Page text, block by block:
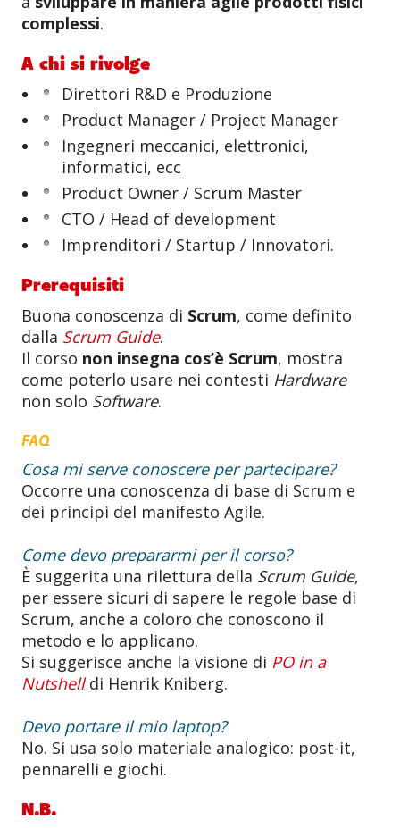
complessi.
A chi si rivolge
Direttori R&D e Produzione
Product Manager / Project Manager
Ingegneri meccanici, elettronici,
informatici, ecc
Product Owner / Scrum Master
CTO / Head of development
Imprenditori / Startup / Innovatori.
Prerequisiti
Buona conoscenza di Scrum, come definito
dalla Scrum Guide.
Il corso non insegna cos’è Scrum, mostra
come poterlo usare nei contesti Hardware
non solo Software.
FAQ
Cosa mi serve conoscere per partecipare?
Occorre una conoscenza di base di Scrum e
dei principi del manifesto Agile.
Come devo prepararmi per il corso?
È suggerita una rilettura della Scrum Guide,
per essere sicuri di sapere le regole base di
Scrum, anche a coloro che conoscono il
metodo e lo applicano.
Si suggerisce anche la visione di PO in a
Nutshelldi Henrik Kniberg.
Devo portare il mio laptop?
No. Si usa solo materiale analogico: post-it,
pennarelli e giochi.
N.B.